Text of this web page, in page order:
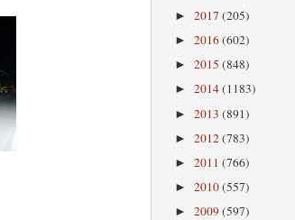
► 2017 (205)
► 2016(602)
► 2015 (848)
► 2014(1183)
► 2013 (891)
► 2012(783)
► 2011 (766)
► 2010(557)
► 2009(597)